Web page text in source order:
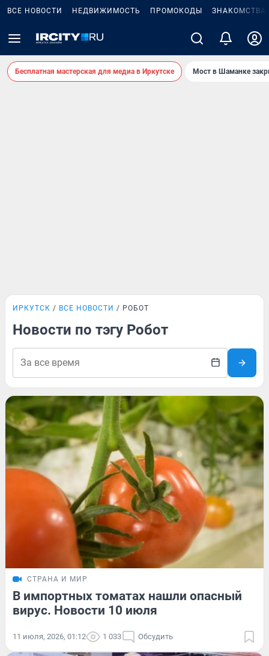
ВСЕ НОВОСТИ НЕДВИЖИМОСТЬ ПРОМОКОДЫ ЗНАКОМСТВА
Бесплатная мастерская для медиа в Иркутске Мост в Шаманке
ИРКУТСК ВСЕ НОВОСТИ РОБОТ
Новости по тэгу Робот
СТРАНА И МИР
В импортных томатах нашли опасный
вирус. Новости 10 июля
11 июля, 2026, 01:12 1 033 Обсудить